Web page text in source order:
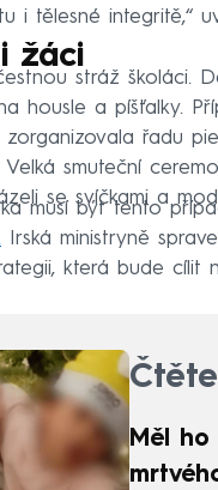
i tělesné integritě,“
žáci
stráž školáci.
housle a píšťalky.
řadu
smuteční
se svíčkami a
musí být tento
Irská ministryně
která bude cílit
Měl ho